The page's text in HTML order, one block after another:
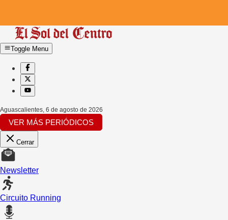
Toggle Menu
Aguascalientes, 6 de agosto de 2026
VER MÁS PERIÓDICOS
Cerrar
Newsletter
Circuito Running